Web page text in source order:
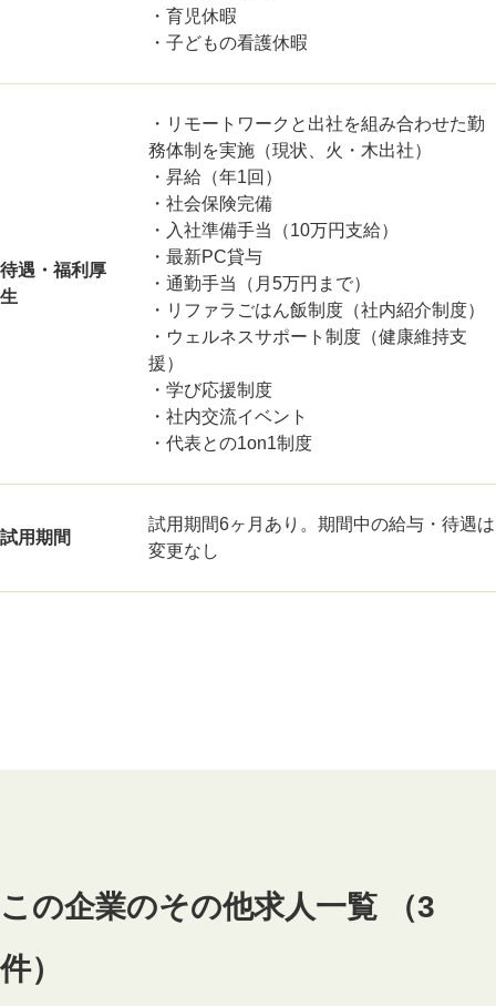
・育児休暇
・子どもの看護休暇
待遇・福利厚
生
・リモートワークと出社を組み合わせた勤
務体制を実施（現状、火・木出社）
・昇給（年1回）
・社会保険完備
・入社準備手当（10万円支給）
・最新PC貸与
・通勤手当（月5万円まで）
・リファラごはん飯制度（社内紹介制度）
・ウェルネスサポート制度（健康維持支
援）
・学び応援制度
・社内交流イベント
・代表との1on1制度
試用期間
試用期間6ヶ月あり。期間中の給与・待遇は
変更なし
この企業のその他求人一覧 （3
件）